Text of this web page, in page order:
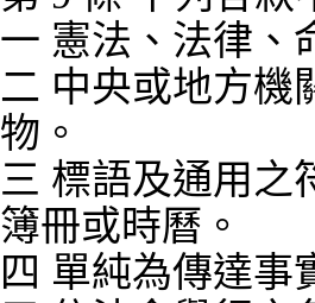
一 憲法、法律、
二 中央或地方機
物。
三 標語及通用之
簿冊或時曆。
四 單純為傳達事